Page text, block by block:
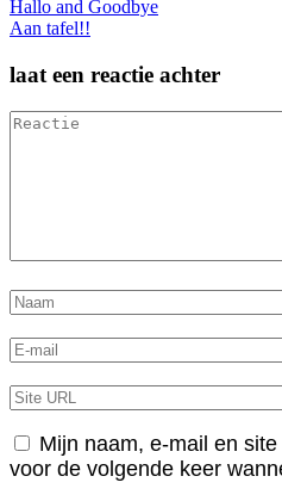
Bericht
navigatie
Hallo and Goodbye
Aan tafel!!
laat een reactie achter
Mijn naam, e-mail en
voor de volgende keer